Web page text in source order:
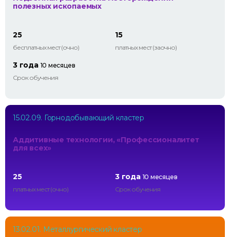
полезных ископаемых
25
бесплатных мест (очно)
15
платных мест (заочно)
3 года 10 месяцев
Срок обучения
15.02.09. Горнодобывающий кластер
Аддитивные технологии, «Профессионалитет
для всех»
25
платных мест (очно)
3 года 10 месяцев
Срок обучения
13.02.01. Металлургический кластер